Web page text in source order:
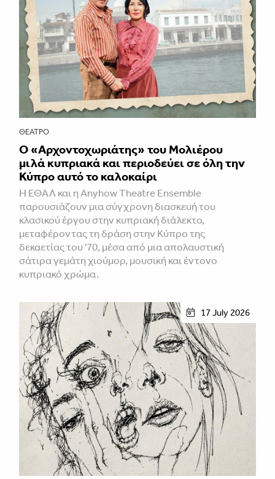
ΘΈΑΤΡΟ
Ο «Αρχοντοχωριάτης» του Μολιέρου
μιλά κυπριακά και περιοδεύει σε όλη την
Κύπρο αυτό το καλοκαίρι
Η ΕΘΑΛ και η Anyhow Theatre Ensemble
παρουσιάζουν μια σύγχρονη διασκευή του
κλασικού έργου στην κυπριακή διάλεκτο,
μεταφέροντας τη δράση στην Κύπρο της
δεκαετίας του '70, μέσα από μια απολαυστική
σάτιρα γεμάτη χιούμορ, μουσική και έντονο
κυπριακό χρώμα.
17 July 2026